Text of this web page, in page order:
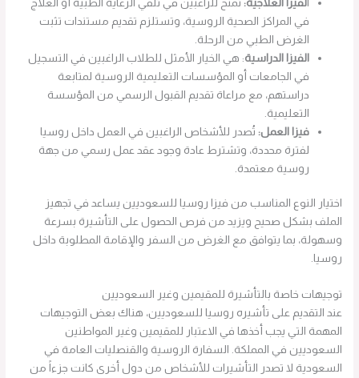
لفيزا العلاجية: تُمنح للراغبين في تلقي الرعاية الطبية أو العلاج
في المراكز الصحية الروسية، وتستلزم تقديم مستندات تثبت
الغرض الطبي من الرحلة.
الفيزا الدراسية: هي الخيار الأمثل للطلاب الراغبين في التسجيل
في الجامعات أو المؤسسات التعليمية الروسية لمتابعة
دراستهم، مع مراعاة تقديم القبول الرسمي من المؤسسة
التعليمية.
فيزا العمل: تُصدر للأشخاص الراغبين في العمل داخل روسيا
لفترة محددة، وتشترط عادة وجود عقد عمل رسمي من جهة
روسية معتمدة.
اختيار النوع المناسب من فيزا روسيا للسعوديين يساعد في تجهيز
الملف بشكل صحيح ويزيد من فرص الحصول على التأشيرة بسرعة
وسهولة، بما يتوافق مع الغرض من السفر والإقامة المطلوبة داخل
روسيا.
توجيهات خاصة بالتأشيرة للمقيمين وغير السعوديين
عند التقديم على تأشيره روسيا للسعوديين، هناك بعض التوجيهات
المهمة التي يجب أخذها في الاعتبار للمقيمين وغير المواطنين
السعوديين في المملكة. السفارة الروسية والقنصليات العامة في
السعودية لا تصدر التأشيرات للأشخاص من دول أخرى كانت جزءاً من